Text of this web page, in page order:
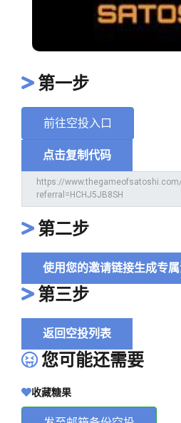
第一步
前往空投入口
点击复制代码
第二步
使用您的邀请链接生成专
第三步
返回空投列表
您可能还需要
收藏糖果